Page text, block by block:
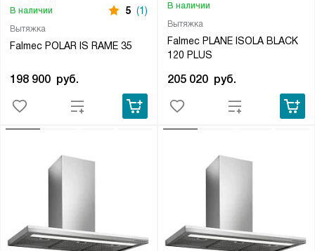
Вытяжка
Falmec POLAR IS RAME 35
В наличии 5 (1)
198 900 руб.
Вытяжка
Falmec PLANE ISOLA BLACK
120 PLUS
В наличии
205 020 руб.